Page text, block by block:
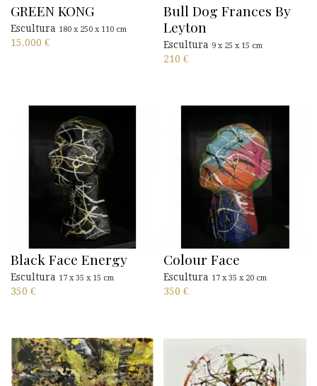
GREEN KONG
Escultura 180 x 250 x 110 cm
15.000 €
Bull Dog Frances By
Leyton
Escultura 9 x 25 x 15 cm
210 €
Black Face Energy
Escultura 17 x 35 x 15 cm
350 €
Colour Face
Escultura 17 x 35 x 20 cm
350 €